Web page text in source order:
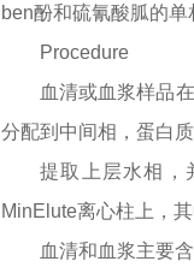
ben酚和硫氰酸胍的
Procedure
血清或血浆样品在
分配到中间相，蛋白
提取上层水相，
MinElute离心柱上，
血清和血浆主要